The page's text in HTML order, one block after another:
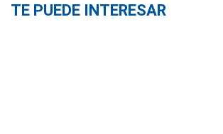
TE PUEDE INTERESAR